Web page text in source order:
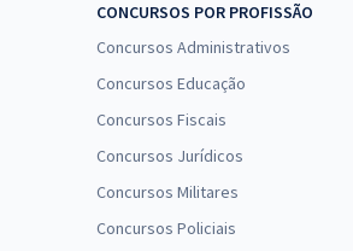
CONCURSOS POR PROFISSÃO
Concursos Administrativos
Concursos Educação
Concursos Fiscais
Concursos Jurídicos
Concursos Militares
Concursos Policiais